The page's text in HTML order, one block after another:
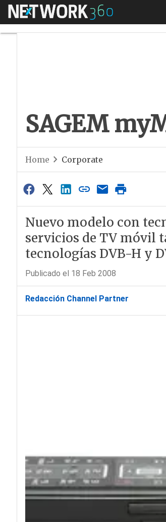
Menú
SAGEM
Home Corporate
Nuevo modelo con
servicios de TV móvil
tecnologías DVB-H y
Publicado el 18 Feb 2008
Redacción Channel Partner